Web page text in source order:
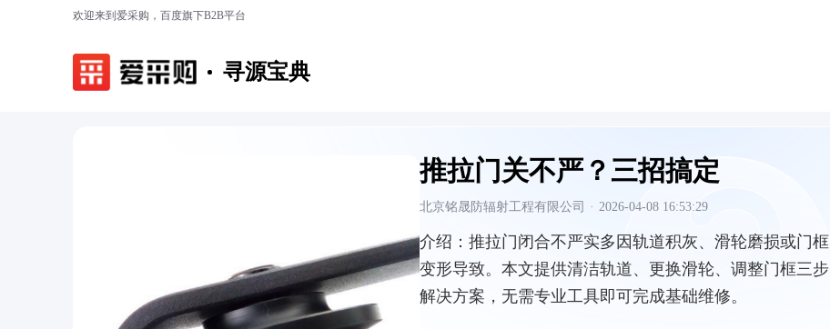
欢迎来到爱采购，百度旗下B2B平台
寻源宝典
推拉门关不严？三招搞定
北京铭晟防辐射工程有限公司 · 2026-04-08 16:53:29
介绍： 推拉门闭合不严实多因轨道积灰、滑轮磨损或门框
变形导致。本文提供清洁轨道、更换滑轮、调整门框三步
解决方案，无需专业工具即可完成基础维修。